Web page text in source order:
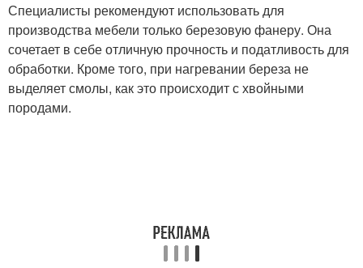
Специалисты рекомендуют использовать для
производства мебели только березовую фанеру. Она
сочетает в себе отличную прочность и податливость для
обработки. Кроме того, при нагревании береза не
выделяет смолы, как это происходит с хвойными
породами.